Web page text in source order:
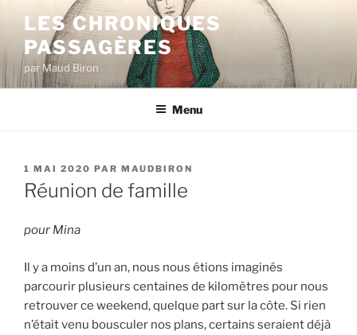
contenu
principal
LES CHRONIQUES
PASSAGÈRES
par Maud Biron
Menu
PUBLIÉ
LE
1 MAI 2020 PAR MAUDBIRON
Réunion de famille
pour Mina
Il y a moins d’un an, nous nous étions imaginés
parcourir plusieurs centaines de kilomètres pour nous
retrouver ce weekend, quelque part sur la côte. Si rien
n’était venu bousculer nos plans, certains seraient déjà